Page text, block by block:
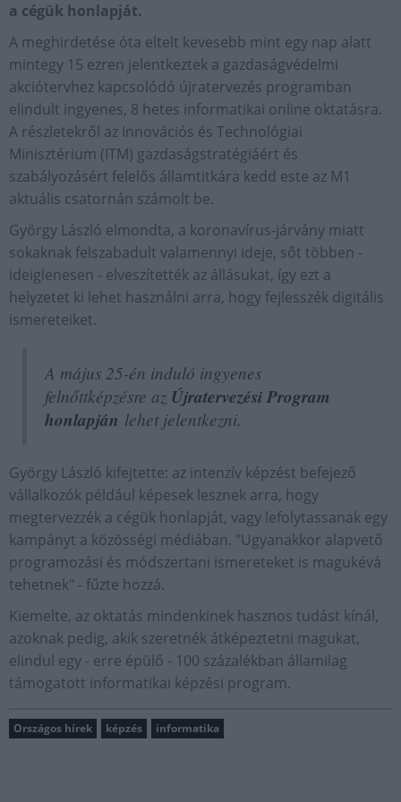
a cégük honlapját.
A meghirdetése óta eltelt kevesebb mint egy nap alatt
mintegy 15 ezren jelentkeztek a gazdaságvédelmi
akciótervhez kapcsolódó újratervezés programban
elindult ingyenes, 8 hetes informatikai online oktatásra.
A részletekről az Innovációs és Technológiai
Minisztérium (ITM) gazdaságstratégiáért és
szabályozásért felelős államtitkára kedd este az M1
aktuális csatornán számolt be.
György László elmondta, a koronavírus-járvány miatt
sokaknak felszabadult valamennyi ideje, sőt többen -
ideiglenesen - elveszítették az állásukat, így ezt a
helyzetet ki lehet használni arra, hogy fejlesszék digitális
ismereteiket.
A május 25-én induló ingyenes
felnőttképzésre az Újratervezési Program
honlapján lehet jelentkezni.
György László kifejtette: az intenzív képzést befejező
vállalkozók például képesek lesznek arra, hogy
megtervezzék a cégük honlapját, vagy lefolytassanak egy
kampányt a közösségi médiában. "Ugyanakkor alapvető
programozási és módszertani ismereteket is magukévá
tehetnek" - fűzte hozzá.
Kiemelte, az oktatás mindenkinek hasznos tudást kínál,
azoknak pedig, akik szeretnék átképeztetni magukat,
elindul egy - erre épülő - 100 százalékban államilag
támogatott informatikai képzési program.
Országos hírek képzés informatika